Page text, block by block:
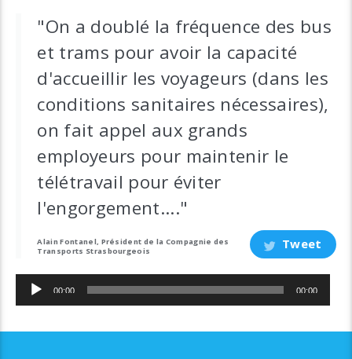
"On a doublé la fréquence des bus
et trams pour avoir la capacité
d'accueillir les voyageurs (dans les
conditions sanitaires nécessaires),
on fait appel aux grands
employeurs pour maintenir le
télétravail pour éviter
l'engorgement...."
Alain Fontanel, Président de la Compagnie des
Transports Strasbourgeois
Tweet
Lecteur
audio
00:00 00:00